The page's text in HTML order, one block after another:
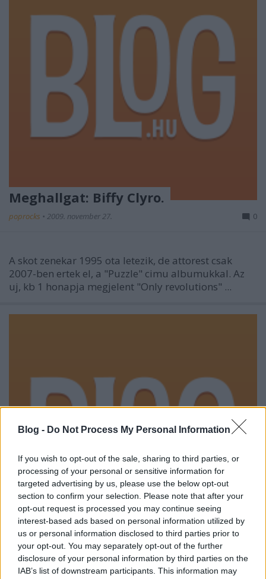
Blog - Do Not Process My Personal Information
If you wish to opt-out of the sale, sharing to third parties, or
processing of your personal or sensitive information for
targeted advertising by us, please use the below opt-out
section to confirm your selection. Please note that after your
opt-out request is processed you may continue seeing
interest-based ads based on personal information utilized by
us or personal information disclosed to third parties prior to
your opt-out. You may separately opt-out of the further
disclosure of your personal information by third parties on the
IAB’s list of downstream participants. This information may
Meghallgat: Biffy Clyro.
poprocks • 2009. november 27. 0
A skot zenekar 1995 ota letezik, de attorest csak
2007-ben ertek el, a "Puzzle" cimu albumukkal. Az
uj, kb 1 honapja megjelent "Only revolutions" ...
Megnezni: An Education